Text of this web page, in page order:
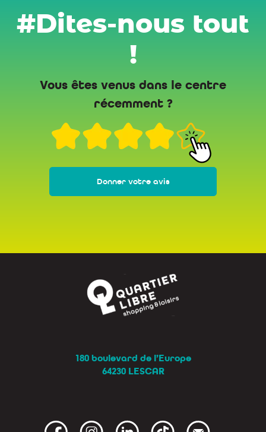
#Dites-nous tout
!
Vous êtes venus dans le centre
récemment ?
Donner votre avis
180 boulevard de l’Europe
64230 LESCAR